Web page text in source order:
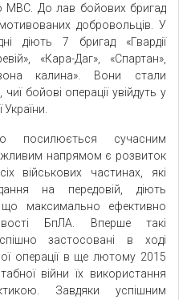
МВС. До лав бойових бригад
добровольців. У
діють 7 бригад «Гвардії
«Кара-Даг», «Спартан»,
калина». Вони стали
бойові операції увійдуть у
України.
посилюється сучасним
напрямом є розвиток
військових частинах, які
на передовій, діють
що максимально ефективно
БпЛА. Вперше такі
застосовані в ході
операції в ще лютому 2015
війни їх використання
Завдяки успішним